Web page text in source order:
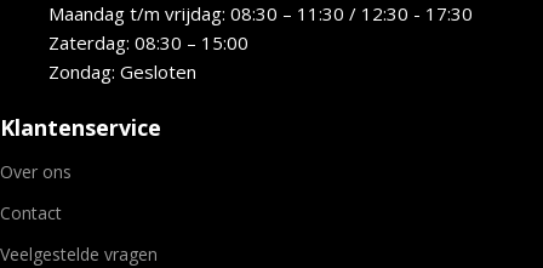
Maandag t/m vrijdag: 08:30 – 11:30 / 12:30 - 17:30
Zaterdag: 08:30 – 15:00
Zondag: Gesloten
Klantenservice
Over ons
Contact
Veelgestelde vragen